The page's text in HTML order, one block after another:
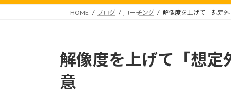
プ
動
HOME ブログ コーチング 解像度を上げて「想定
解像度を上げて「想定
意